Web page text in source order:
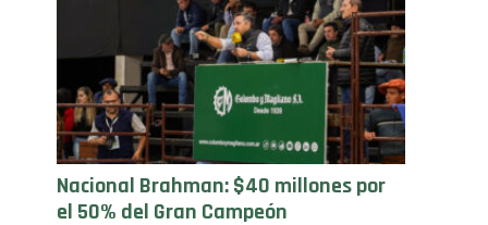
Nacional Brahman: $40 millones por
el 50% del Gran Campeón
La 24° Expo Brahman cerró con una importante